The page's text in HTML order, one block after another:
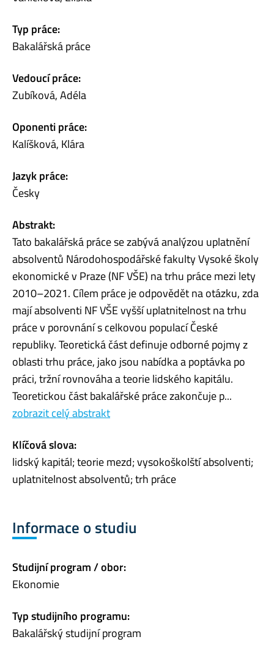
Typ práce:
Bakalářská práce
Vedoucí práce:
Zubíková, Adéla
Oponenti práce:
Kalíšková, Klára
Jazyk práce:
Česky
Abstrakt:
Tato bakalářská práce se zabývá analýzou uplatnění
absolventů Národohospodářské fakulty Vysoké školy
ekonomické v Praze (NF VŠE) na trhu práce mezi lety
2010–2021. Cílem práce je odpovědět na otázku, zda
mají absolventi NF VŠE vyšší uplatnitelnost na trhu
práce v porovnání s celkovou populací České
republiky. Teoretická část definuje odborné pojmy z
oblasti trhu práce, jako jsou nabídka a poptávka po
práci, tržní rovnováha a teorie lidského kapitálu.
Teoretickou část bakalářské práce zakončuje p...
zobrazit celý abstrakt
Klíčová slova:
lidský kapitál; teorie mezd; vysokoškolští absolventi;
uplatnitelnost absolventů; trh práce
Informace o studiu
Studijní program / obor:
Ekonomie
Typ studijního programu:
Bakalářský studijní program